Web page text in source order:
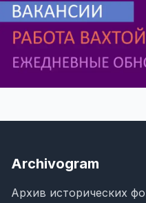
Archivogram
Архив исторических